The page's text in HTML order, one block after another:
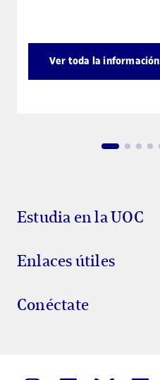
Ver toda la información
Estudia en la UOC
Enlaces útiles
Conéctate